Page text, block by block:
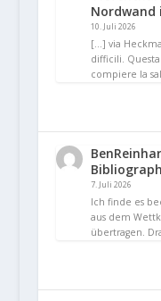
Nordwand
10. Juli 2026
[…] via
difficili.
compiere la
7. Juli 2026
Ich finde es
aus dem
übertragen.